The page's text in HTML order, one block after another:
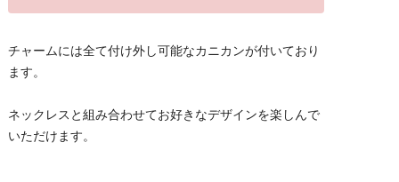
チャームには全て付け外し可能なカニカンが付いており
ます。
ネックレスと組み合わせてお好きなデザインを楽しんで
いただけます。